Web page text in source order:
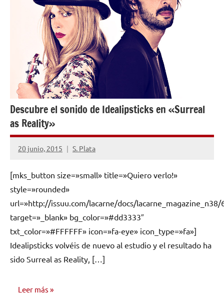
Descubre el sonido de Idealipsticks en «Surreal
as Reality»
20 junio, 2015 S. Plata
No
comentarios
[mks_button size=»small» title=»Quiero verlo!»
style=»rounded»
url=»http://issuu.com/lacarne/docs/lacarne_magazine_n38/
target=»_blank» bg_color=»#dd3333″
txt_color=»#FFFFFF» icon=»fa-eye» icon_type=»fa»]
Idealipsticks volvéis de nuevo al estudio y el resultado ha
sido Surreal as Reality, […]
Leer más